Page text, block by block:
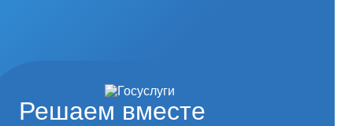
Решаем вместе